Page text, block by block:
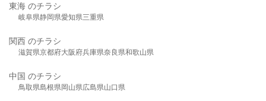
東海 のチラシ
岐阜県静岡県愛知県三重県
関西 のチラシ
滋賀県京都府大阪府兵庫県奈良県和歌山県
中国 のチラシ
鳥取県島根県岡山県広島県山口県